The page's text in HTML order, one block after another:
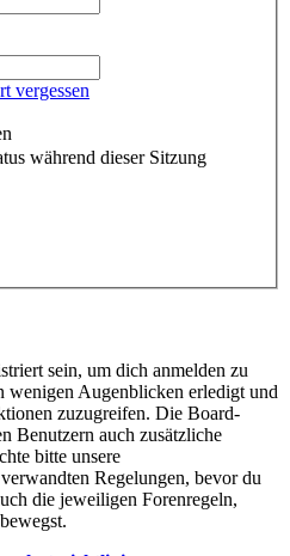
vergessen
während dieser Sitzung
sein, um dich anmelden zu
wenigen Augenblicken erledigt und
zuzugreifen. Die Board-
Benutzern auch zusätzliche
bitte unsere
Regelungen, bevor du
die jeweiligen Forenregeln,